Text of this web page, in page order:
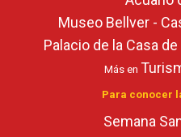
Museo Bellver -
Palacio de la Casa
Más en
Para conocer
Semana